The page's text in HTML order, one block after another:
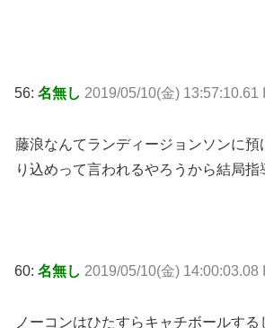
56: 名無し 2019/05/10(金) 13:57:10.61
藤浪なんてランディージョンソンに預
り込めって言われるやろうから結局指
60: 名無し 2019/05/10(金) 14:00:03.08
ノーコンはひたすらキャチボールす